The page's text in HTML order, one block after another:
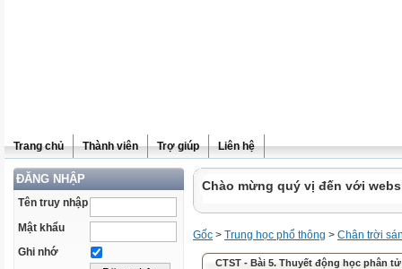
Trang chủ Thành viên Trợ giúp Liên hệ
ĐĂNG NHẬP
Tên truy nhập
Mật khẩu
Ghi nhớ
Chào mừng quý vị đến với
Gốc > Trung học phổ thông > Chân trời
CTST - Bài 5. Thuyết động học phân